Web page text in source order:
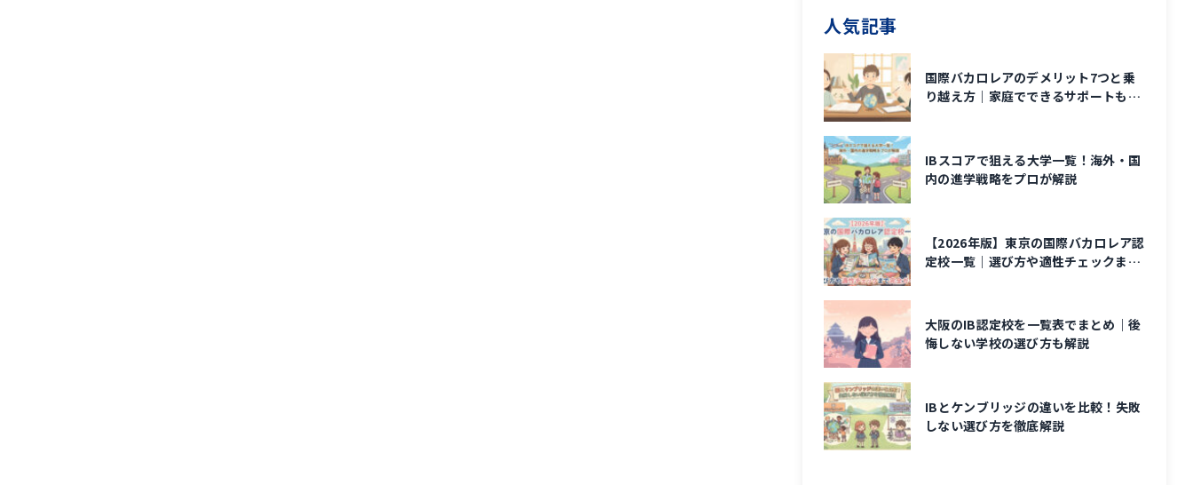
人気記事
国際バカロレアのデメリット7つと乗
り越え方｜家庭でできるサポートも解
IBスコアで狙える大学一覧！海外・国
内の進学戦略をプロが解説
【2026年版】東京の国際バカロレア認
定校一覧｜選び方や適性チェックまで
大阪のIB認定校を一覧表でまとめ｜後
悔しない学校の選び方も解説
IBとケンブリッジの違いを比較！失敗
しない選び方を徹底解説